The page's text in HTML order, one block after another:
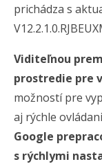
prichádza s
Viditeľnou
prostredie pre
možností pre
aj rýchle
Google
s rýchlymi